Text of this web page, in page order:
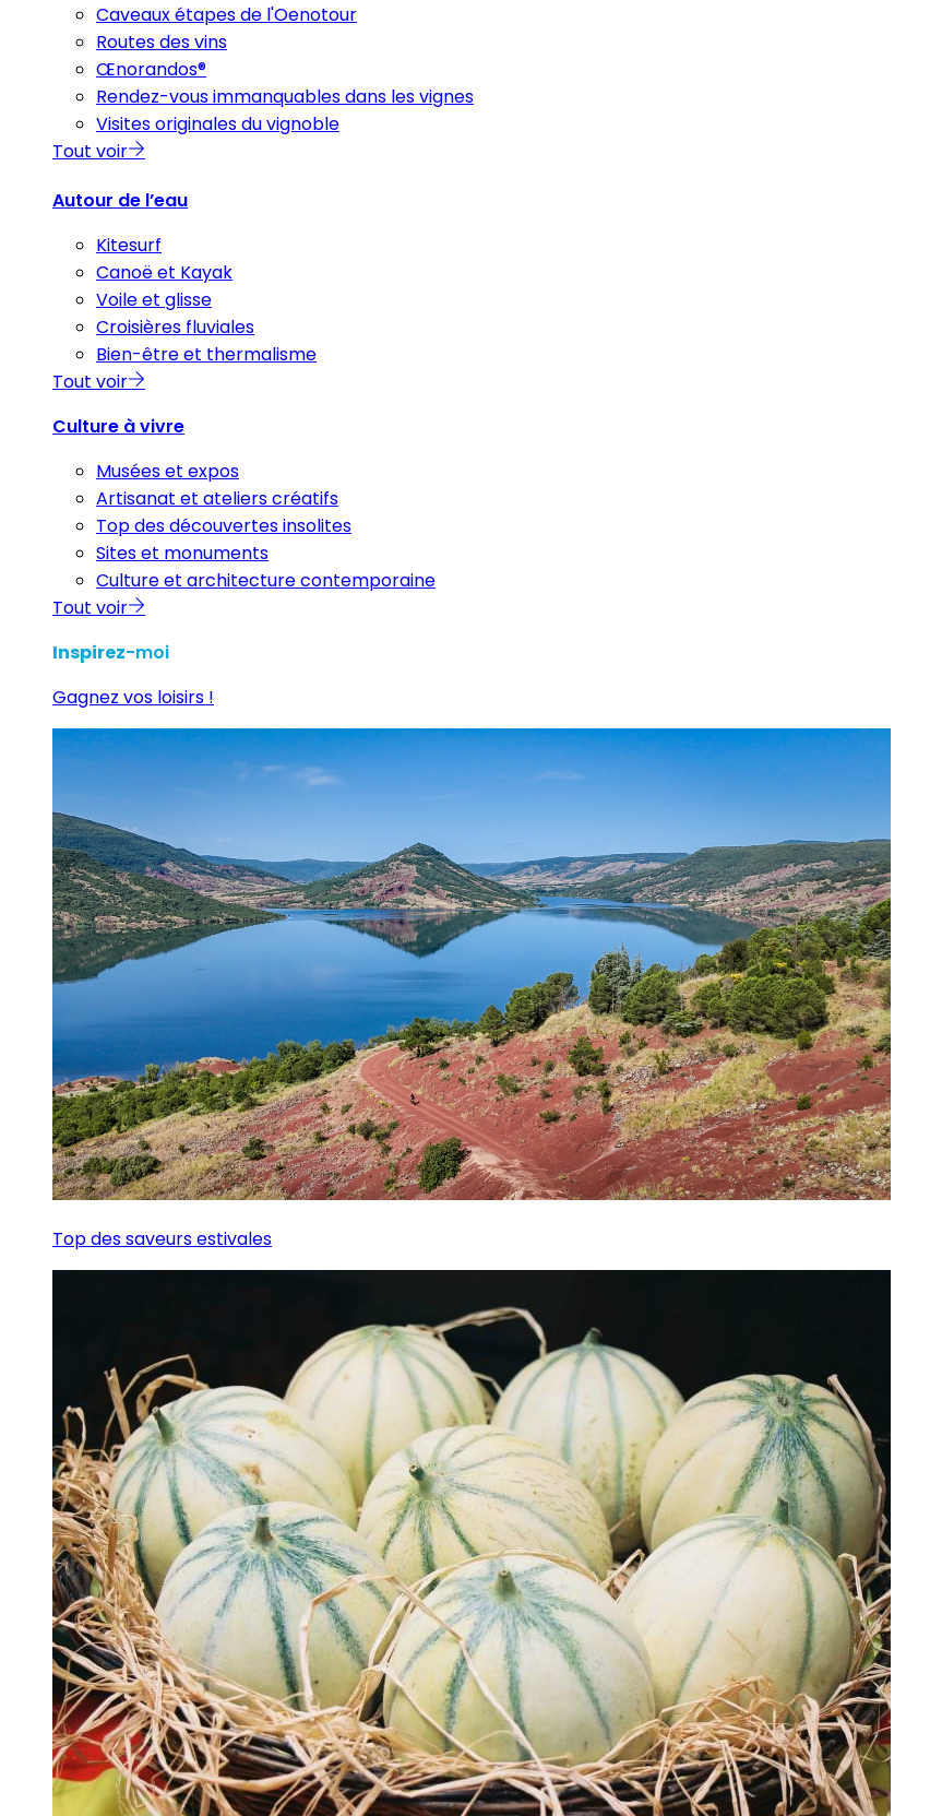
Caveaux étapes de l'Oenotour
Routes des vins
Œnorandos®
Rendez-vous immanquables dans les vignes
Visites originales du vignoble
Tout voir
Autour de l’eau
Kitesurf
Canoë et Kayak
Voile et glisse
Croisières fluviales
Bien-être et thermalisme
Tout voir
Culture à vivre
Musées et expos
Artisanat et ateliers créatifs
Top des découvertes insolites
Sites et monuments
Culture et architecture contemporaine
Tout voir
Inspirez-moi
Gagnez vos loisirs !
Top des saveurs estivales